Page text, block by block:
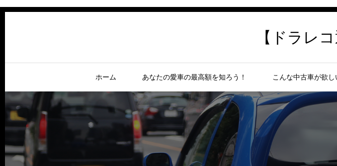
【ドラレ
ホーム あなたの愛車の最高額を知ろう！ こんな中古車が欲し